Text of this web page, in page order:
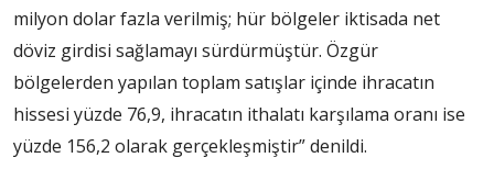
milyon dolar fazla verilmiş; hür bölgeler iktisada net
döviz girdisi sağlamayı sürdürmüştür. Özgür
bölgelerden yapılan toplam satışlar içinde ihracatın
hissesi yüzde 76,9, ihracatın ithalatı karşılama oranı ise
yüzde 156,2 olarak gerçekleşmiştir” denildi.